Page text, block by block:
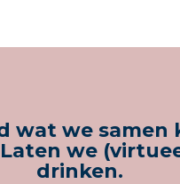
wat we samen
we
drinken.